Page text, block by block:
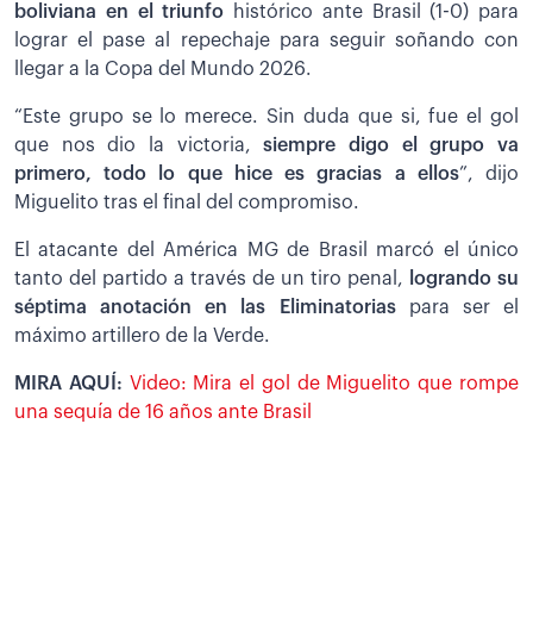
boliviana en el triunfo histórico ante Brasil (1-0) para
lograr el pase al repechaje para seguir soñando con
llegar a la Copa del Mundo 2026.
“Este grupo se lo merece. Sin duda que si, fue el gol
que nos dio la victoria,siempre digo el grupo va
primero, todo lo que hice es gracias a ellos”, dijo
Miguelito tras el final del compromiso.
El atacante del América MG de Brasil marcó el único
tanto del partido a través de un tiro penal,
logrando su
séptima anotación en las Eliminatorias para ser el
máximo artillero de la Verde.
MIRA AQUÍ: Video: Mira el gol de Miguelito que rompe
una sequía de 16 años ante Brasil